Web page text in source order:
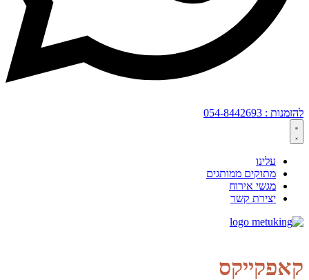
להזמנות : 054-8442693
עלינו
מתוקים ממותגים
מגשי אירוח
יצירת קשר
קאפקייקס